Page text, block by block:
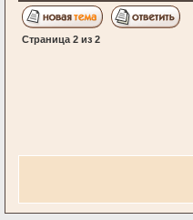
Страница 2 из 2